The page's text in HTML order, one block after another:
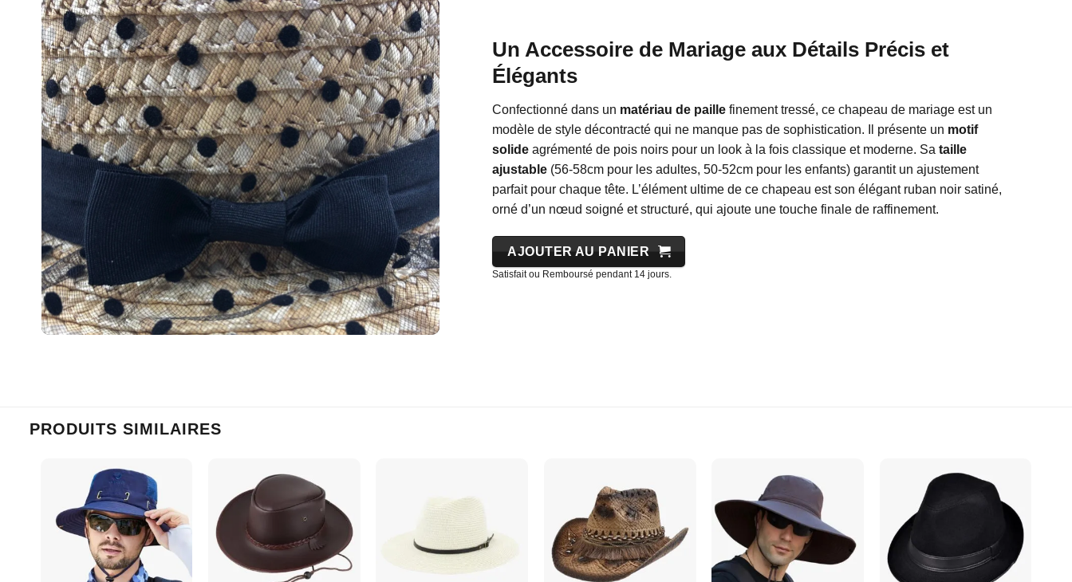
Un Accessoire de Mariage aux Détails Précis et
Élégants
Confectionné dans un matériau de paillefinement tressé, ce chapeau de mariage est un
modèle de style décontracté qui ne manque pas de sophistication. Il présente un motif
solideagrémenté de pois noirs pour un look à la fois classique et moderne. Sa taille
ajustable(56-58cm pour les adultes, 50-52cm pour les enfants) garantit un ajustement
parfait pour chaque tête. L’élément ultime de ce chapeau est son élégant ruban noir satiné,
orné d’un nœud soigné et structuré, qui ajoute une touche finale de raffinement.
AJOUTER AU PANIER
Satisfait ou Remboursé pendant 14 jours.
PRODUITS SIMILAIRES